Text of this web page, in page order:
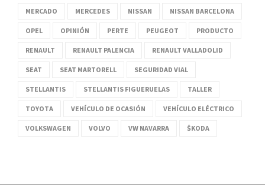
MERCADO MERCEDES NISSAN NISSAN BARCELONA
OPEL OPINIÓN PERTE PEUGEOT PRODUCTO
RENAULT RENAULT PALENCIA RENAULT VALLADOLID
SEAT SEAT MARTORELL SEGURIDAD VIAL
STELLANTIS STELLANTIS FIGUERUELAS TALLER
TOYOTA VEHÍCULO DE OCASIÓN VEHÍCULO ELÉCTRICO
VOLKSWAGEN VOLVO VW NAVARRA ŠKODA